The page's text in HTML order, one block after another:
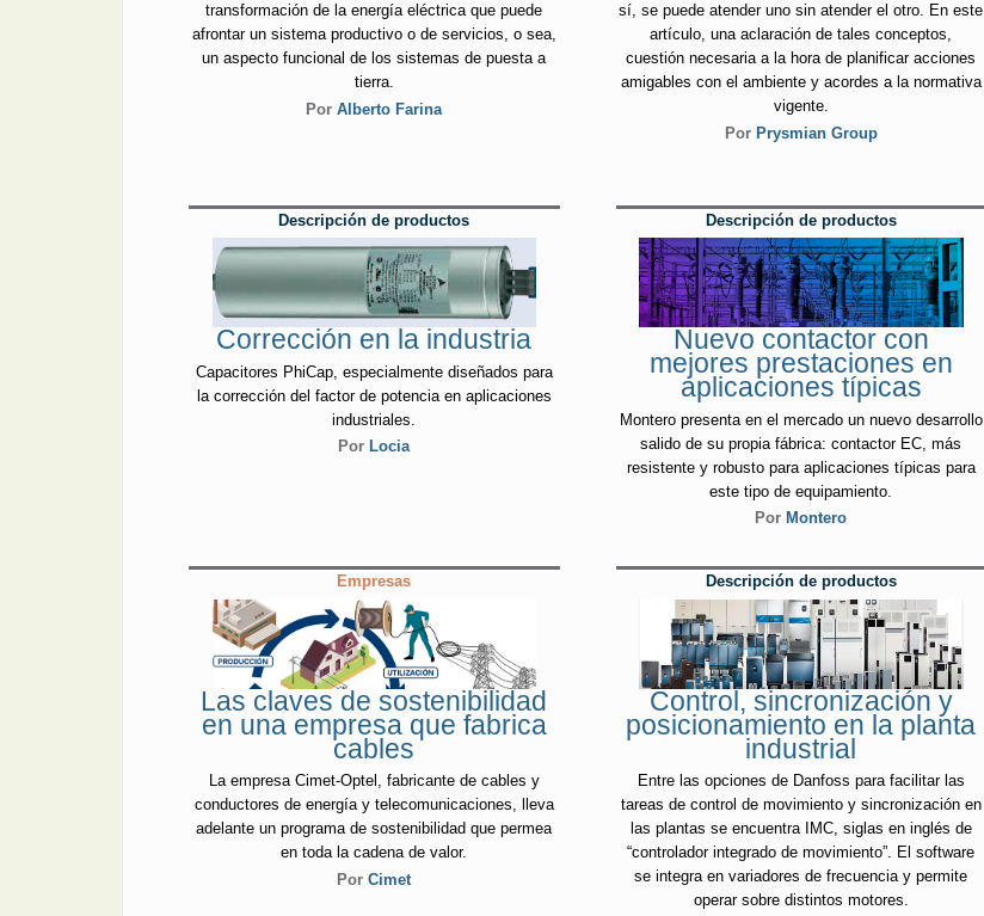
transformación de la energía eléctrica que puede
afrontar un sistema productivo o de servicios, o sea,
un aspecto funcional de los sistemas de puesta a
tierra.
PorAlberto Farina
sí, se puede atender uno sin atender el otro. En este
artículo, una aclaración de tales conceptos,
cuestión necesaria a la hora de planificar acciones
amigables con el ambiente y acordes a la normativa
vigente.
Por Prysmian Group
Descripción de productos
Corrección en la industria
Capacitores PhiCap, especialmente diseñados para
la corrección del factor de potencia en aplicaciones
industriales.
Por Locia
Descripción de productos
Nuevo contactor con
mejores prestaciones en
aplicaciones típicas
Montero presenta en el mercado un nuevo desarrollo
salido de su propia fábrica: contactor EC, más
resistente y robusto para aplicaciones típicas para
este tipo de equipamiento.
Por Montero
Empresas
Las claves de sostenibilidad
en una empresa que fabrica
cables
La empresa Cimet-Optel, fabricante de cables y
conductores de energía y telecomunicaciones, lleva
adelante un programa de sostenibilidad que permea
en toda la cadena de valor.
PorCimet
Descripción de productos
Control, sincronización y
posicionamiento en la planta
industrial
Entre las opciones de Danfoss para facilitar las
tareas de control de movimiento y sincronización en
las plantas se encuentra IMC, siglas en inglés de
“controlador integrado de movimiento”. El software
se integra en variadores de frecuencia y permite
operar sobre distintos motores.